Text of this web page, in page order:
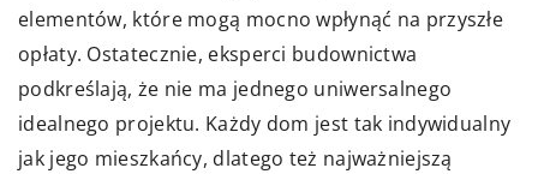
elementów, które mogą mocno wpłynąć na przyszłe
opłaty. Ostatecznie, eksperci budownictwa
podkreślają, że nie ma jednego uniwersalnego
idealnego projektu. Każdy dom jest tak indywidualny
jak jego mieszkańcy, dlatego też najważniejszą